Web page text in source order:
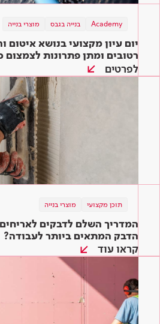
Academy בנייה בגבס מוצרי בנייה
יום עיון מקצועי בנושא איטום
רטובים ומתן פתרונות
ועד הגמר
לפרטים
תוכן מקצועי מוצרי בנייה
המדריך השלם לדבקים
הדבק המתאים ביותר לעבודה?
קראו עוד